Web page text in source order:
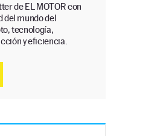
de EL MOTOR con
del mundo del
tecnología,
y eficiencia.